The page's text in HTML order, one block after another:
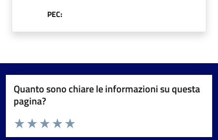
PEC:
Quanto sono chiare le informazioni su questa
pagina?
Valuta da 1 a 5 stelle la pagina
Valuta 5 stelle su 5
Valuta 4 stelle su 5
Valuta 3 stelle su 5
Valuta 2 stelle su 5
Valuta 1 stelle su 5